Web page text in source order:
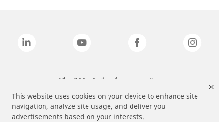
This website uses cookies on your device to enhance site
navigation, analyze site usage, and deliver you
advertisements based on your interests.
แบรนด์ที่ระบุไว้ข้างต้นเป็นเครื่องหมายการค้าของ 3M